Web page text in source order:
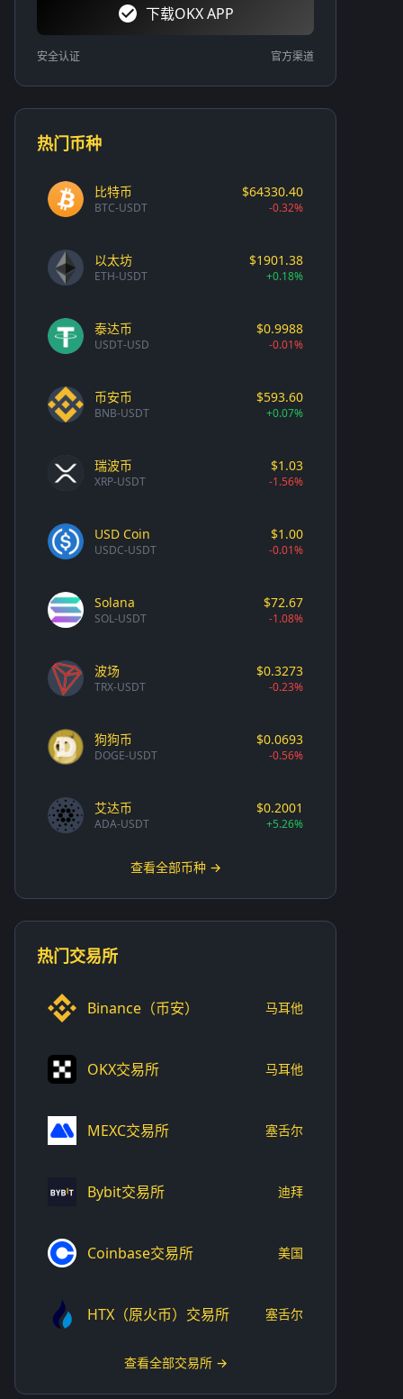
下载OKX APP
安全认证 官方渠道
热门币种
比特币
BTC-USDT
$64330.40
-0.32%
以太坊
ETH-USDT
$1901.38
+0.18%
泰达币
USDT-USD
$0.9988
-0.01%
币安币
BNB-USDT
$593.60
+0.07%
瑞波币
XRP-USDT
$1.03
-1.56%
USD Coin
USDC-USDT
$1.00
-0.01%
Solana
SOL-USDT
$72.67
-1.08%
波场
TRX-USDT
$0.3273
-0.23%
狗狗币
DOGE-USDT
$0.0693
-0.56%
艾达币
ADA-USDT
$0.2001
+5.26%
查看全部币种 →
热门交易所
Binance（币安） 马耳他
OKX交易所 马耳他
MEXC交易所 塞舌尔
Bybit交易所 迪拜
Coinbase交易所 美国
HTX（原火币）交易所 塞舌尔
查看全部交易所 →